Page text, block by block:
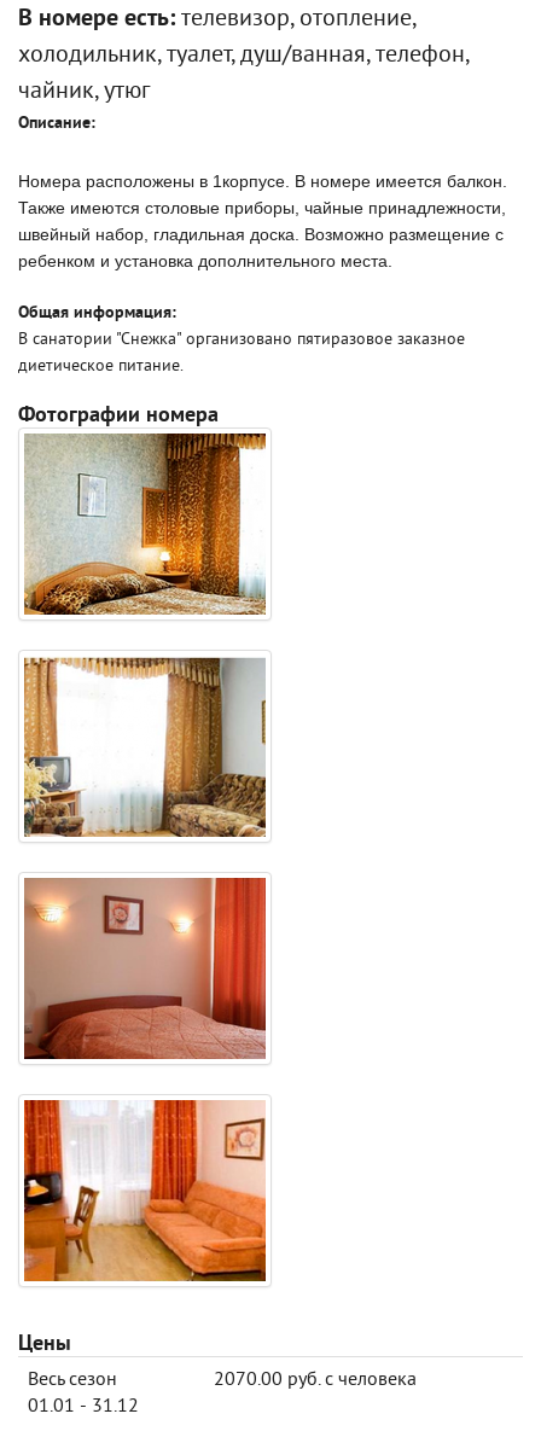
В номере есть: телевизор, отопление,
холодильник, туалет, душ/ванная, телефон,
чайник, утюг
Описание:
Номера расположены в 1корпусе. В номере имеется балкон.
Также имеются столовые приборы, чайные принадлежности,
швейный набор, гладильная доска. Возможно размещение с
ребенком и установка дополнительного места.
Общая информация:
В санатории "Снежка" организовано пятиразовое заказное
диетическое питание.
Фотографии номера
Цены
Весь сезон
01.01 - 31.12
2070.00 руб. с человека